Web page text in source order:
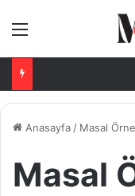
Menü
Anasayfa / Masal
Masal